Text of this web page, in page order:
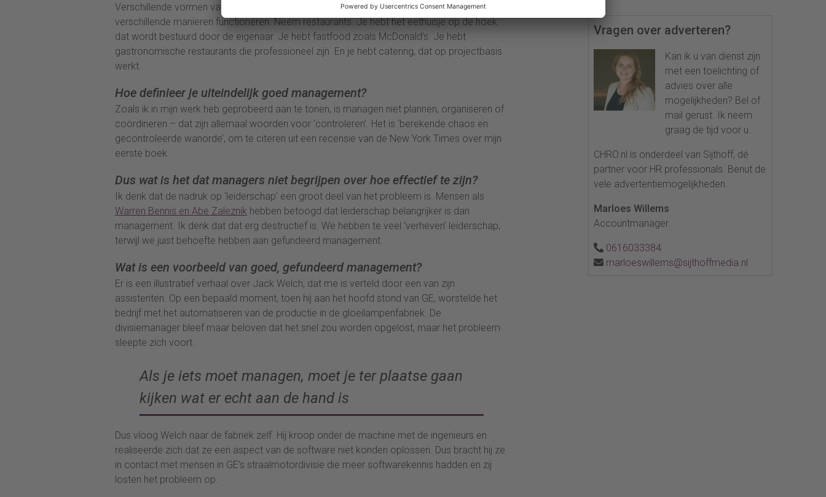
Verschillende vormen van organisaties, zelfs in dezelfde branche, kunnen op heel
verschillende manieren functioneren. Neem restaurants. Je hebt het eethuisje op de hoek
dat wordt bestuurd door de eigenaar. Je hebt fastfood zoals McDonald’s. Je hebt
gastronomische restaurants die professioneel zijn. En je hebt catering, dat op projectbasis
werkt.
Hoe definieer je uiteindelijk goed management?
Zoals ik in mijn werk heb geprobeerd aan te tonen, is managen niet plannen, organiseren of
coördineren – dat zijn allemaal woorden voor ‘controleren’. Het is ‘berekende chaos en
gecontroleerde wanorde’, om te citeren uit een recensie van de New York Times over mijn
eerste boek.
Dus wat is het dat managers niet begrijpen over hoe effectief te zijn?
Ik denk dat de nadruk op ‘leiderschap’ een groot deel van het probleem is. Mensen als
Warren Bennis en Abe Zaleznik hebben betoogd dat leiderschap belangrijker is dan
management. Ik denk dat dat erg destructief is. We hebben te veel ‘verheven’ leiderschap,
terwijl we juist behoefte hebben aan gefundeerd management.
Wat is een voorbeeld van goed, gefundeerd management?
Er is een illustratief verhaal over Jack Welch, dat me is verteld door een van zijn
assistenten. Op een bepaald moment, toen hij aan het hoofd stond van GE, worstelde het
bedrijf met het automatiseren van de productie in de gloeilampenfabriek. De
divisiemanager bleef maar beloven dat het snel zou worden opgelost, maar het probleem
sleepte zich voort.
Als je iets moet managen, moet je ter plaatse gaan
kijken wat er echt aan de hand is
Dus vloog Welch naar de fabriek zelf. Hij kroop onder de machine met de ingenieurs en
realiseerde zich dat ze een aspect van de software niet konden oplossen. Dus bracht hij ze
in contact met mensen in GE’s straalmotordivisie die meer softwarekennis hadden en zij
losten het probleem op.
Vragen over adverteren?
Kan ik u van dienst zijn
met een toelichting of
advies over alle
mogelijkheden? Bel of
mail gerust. Ik neem
graag de tijd voor u.
CHRO.nl is onderdeel van Sijthoff, dé
partner voor HR professionals. Benut de
vele advertentiemogelijkheden.
Marloes Willems
Accountmanager
0616033384
marloeswillems@sijthoffmedia.nl